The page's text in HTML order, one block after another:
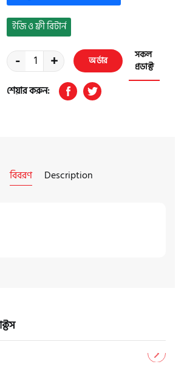
ইজি ও ফ্রী রিটার্ন
- +
অর্ডার
করুন
সকল
প্রডাক্ট
শেয়ার করুন:
বিবরণ Description